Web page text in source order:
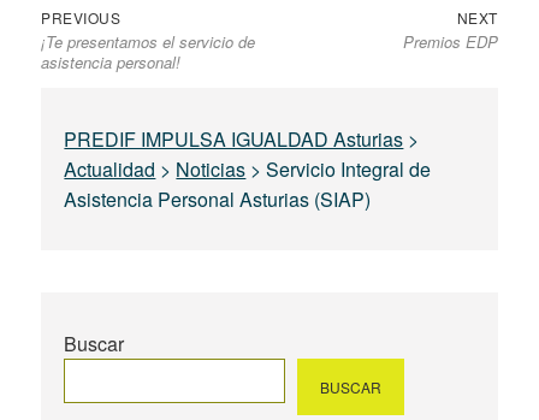
Navegación
de
entradas
PREVIOUSPrevious
post:
¡Te presentamos el servicio de
asistencia personal!
NEXTNext
post:
Premios EDP
PREDIF IMPULSA IGUALDAD Asturias >
Actualidad > Noticias >Servicio Integral de
Asistencia Personal Asturias (SIAP)
Buscar
BUSCAR